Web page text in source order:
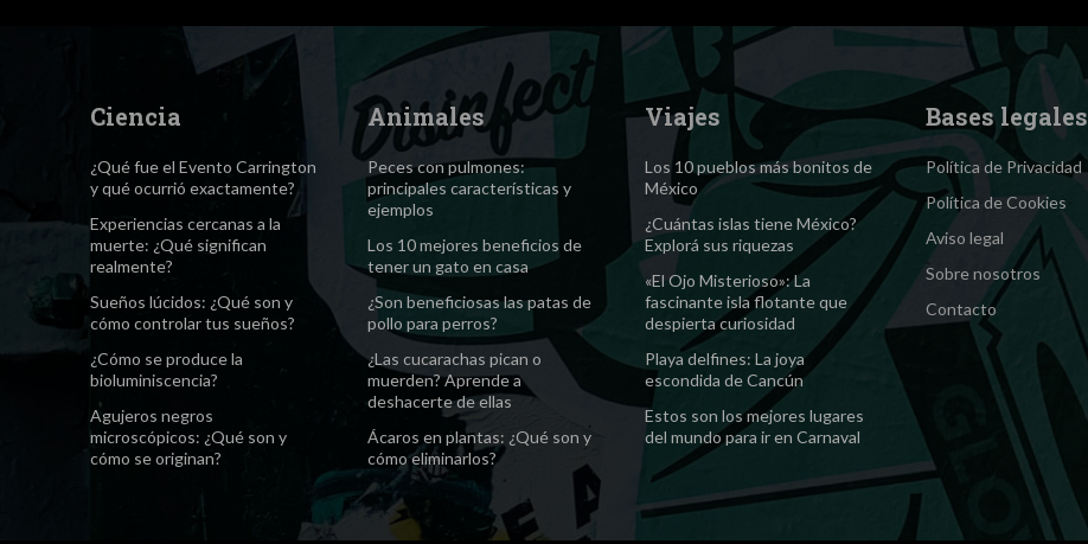
Ciencia
¿Qué fue el Evento Carrington
y qué ocurrió exactamente?
Experiencias cercanas a la
muerte: ¿Qué significan
realmente?
Sueños lúcidos: ¿Qué son y
cómo controlar tus sueños?
¿Cómo se produce la
bioluminiscencia?
Agujeros negros
microscópicos: ¿Qué son y
cómo se originan?
Animales
Peces con pulmones:
principales características y
ejemplos
Los 10 mejores beneficios de
tener un gato en casa
¿Son beneficiosas las patas de
pollo para perros?
¿Las cucarachas pican o
muerden? Aprende a
deshacerte de ellas
Ácaros en plantas: ¿Qué son y
cómo eliminarlos?
Viajes
Los 10 pueblos más bonitos de
México
¿Cuántas islas tiene México?
Explorá sus riquezas
«El Ojo Misterioso»: La
fascinante isla flotante que
despierta curiosidad
Playa delfines: La joya
escondida de Cancún
Estos son los mejores lugares
del mundo para ir en Carnaval
Bases legales
Política de Privacidad
Política de Cookies
Aviso legal
Sobre nosotros
Contacto